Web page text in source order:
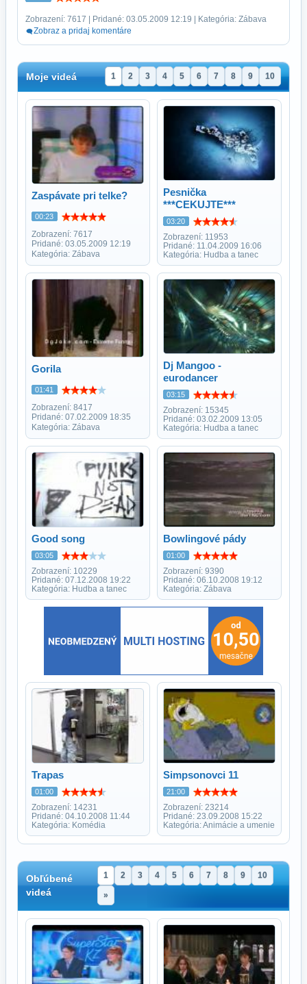
Zobrazení: 7617 | Pridané: 03.05.2009 12:19 | Kategória: Zábava
Zobraz a pridaj komentáre
Moje videá 1 2 3 4 5 6 7 8 9 10
Zaspávate pri telke?
00:23
Zobrazení: 7617
Pridané: 03.05.2009 12:19
Kategória: Zábava
Pesnička
***CEKUJTE***
03:20
Zobrazení: 11953
Pridané: 11.04.2009 16:06
Kategória: Hudba a tanec
Gorila
01:41
Zobrazení: 8417
Pridané: 07.02.2009 18:35
Kategória: Zábava
Dj Mangoo -
eurodancer
03:15
Zobrazení: 15345
Pridané: 03.02.2009 13:05
Kategória: Hudba a tanec
Good song
03:05
Zobrazení: 10229
Pridané: 07.12.2008 19:22
Kategória: Hudba a tanec
Bowlingové pády
01:00
Zobrazení: 9390
Pridané: 06.10.2008 19:12
Kategória: Zábava
Trapas
01:00
Zobrazení: 14231
Pridané: 04.10.2008 11:44
Kategória: Komédia
Simpsonovci 11
21:00
Zobrazení: 23214
Pridané: 23.09.2008 15:22
Kategória: Animácie a umenie
Obľúbené
videá
1 2 3 4 5 6 7 8 9 10
»